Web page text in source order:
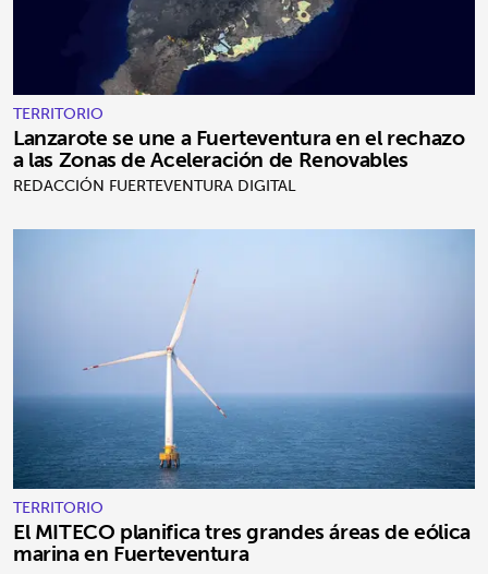
TERRITORIO
Lanzarote se une a Fuerteventura en el rechazo
a las Zonas de Aceleración de Renovables
REDACCIÓN FUERTEVENTURA DIGITAL
TERRITORIO
El MITECO planifica tres grandes áreas de eólica
marina en Fuerteventura